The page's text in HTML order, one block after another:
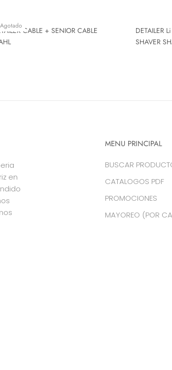
Agotado CABLE + SENIOR CABLE
DETAILER
SHAVER
en
MENU PRINCIPAL
BUSCAR
CATALOGOS PDF
PROMOCIONES
MAYOREO (POR